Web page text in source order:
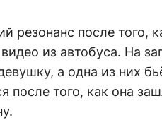
резонанс после того,
из автобуса. На
а одна из них
после того, как она